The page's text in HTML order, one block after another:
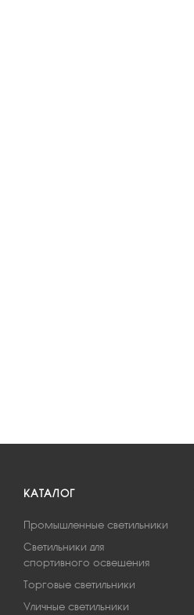
КАТАЛОГ
Промышленные светильники
Светильники для
спортивного освещения
Торговые светильники
Уличные светильники